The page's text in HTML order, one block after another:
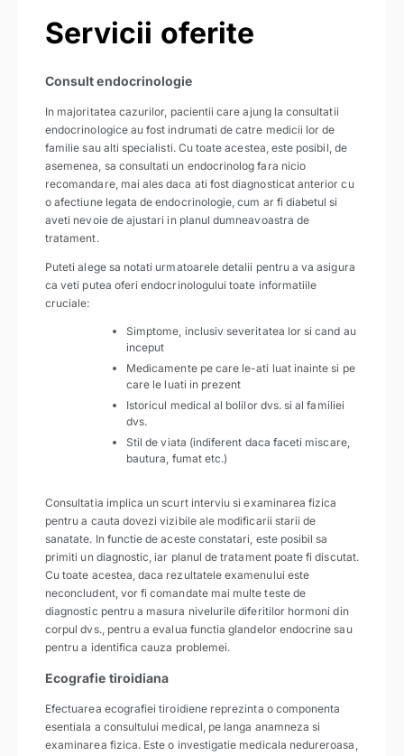
Servicii oferite
Consult endocrinologie
In majoritatea cazurilor, pacientii care ajung la consultatii
endocrinologice au fost indrumati de catre medicii lor de
familie sau alti specialisti. Cu toate acestea, este posibil, de
asemenea, sa consultati un endocrinolog fara nicio
recomandare, mai ales daca ati fost diagnosticat anterior cu
o afectiune legata de endocrinologie, cum ar fi diabetul si
aveti nevoie de ajustari in planul dumneavoastra de
tratament.
Puteti alege sa notati urmatoarele detalii pentru a va asigura
ca veti putea oferi endocrinologului toate informatiile
cruciale:
Simptome, inclusiv severitatea lor si cand au
inceput
Medicamente pe care le-ati luat inainte si pe
care le luati in prezent
Istoricul medical al bolilor dvs. si al familiei
dvs.
Stil de viata (indiferent daca faceti miscare,
bautura, fumat etc.)
Consultatia implica un scurt interviu si examinarea fizica
pentru a cauta dovezi vizibile ale modificarii starii de
sanatate. In functie de aceste constatari, este posibil sa
primiti un diagnostic, iar planul de tratament poate fi discutat.
Cu toate acestea, daca rezultatele examenului este
neconcludent, vor fi comandate mai multe teste de
diagnostic pentru a masura nivelurile diferitilor hormoni din
corpul dvs., pentru a evalua functia glandelor endocrine sau
pentru a identifica cauza problemei.
Ecografie tiroidiana
Efectuarea ecografiei tiroidiene reprezinta o componenta
esentiala a consultului medical, pe langa anamneza si
examinarea fizica. Este o investigatie medicala nedureroasa,